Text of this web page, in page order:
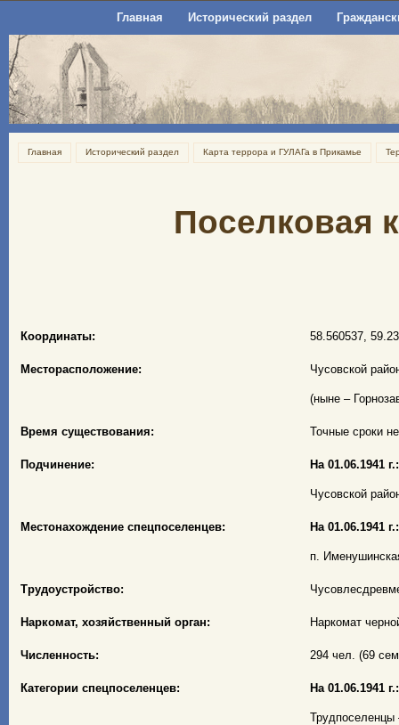
Главная Исторический раздел
Главная Исторический раздел Карта террора и ГУЛАГа в Прикамье
Поселковая
Координаты: 58.560537,
Месторасположение: Чусовской
(ныне –
Время существования: Точные сроки
Подчинение: На 01.06.1941 г.:
Чусовской
Местонахождение спецпоселенцев: На 01.06.1941 г.:
п.
Трудоустройство:
Наркомат, хозяйственный орган: Наркомат
Численность: 294 чел. (69
Категории спецпоселенцев: На 01.06.1941 г.:
Трудпоселенцы